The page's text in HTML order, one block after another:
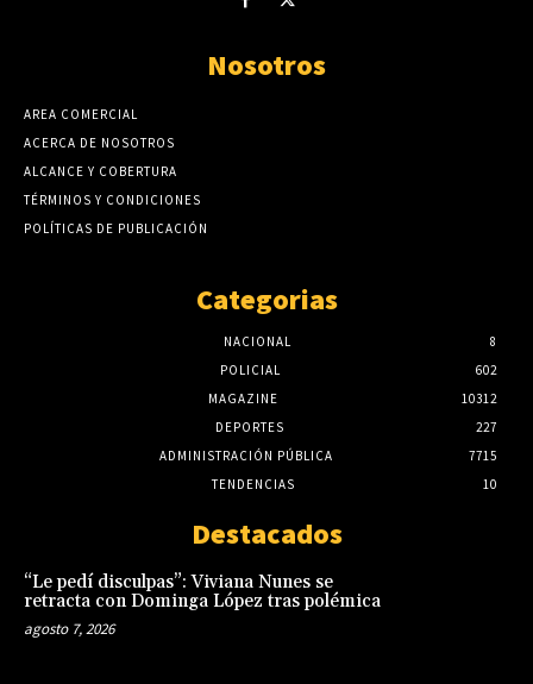
Nosotros
AREA COMERCIAL
ACERCA DE NOSOTROS
ALCANCE Y COBERTURA
TÉRMINOS Y CONDICIONES
POLÍTICAS DE PUBLICACIÓN
Categorias
NACIONAL
8
POLICIAL
602
MAGAZINE
10312
DEPORTES
227
ADMINISTRACIÓN PÚBLICA
7715
TENDENCIAS
10
Destacados
“Le pedí disculpas”: Viviana Nunes se
retracta con Dominga López tras polémica
agosto 7, 2026